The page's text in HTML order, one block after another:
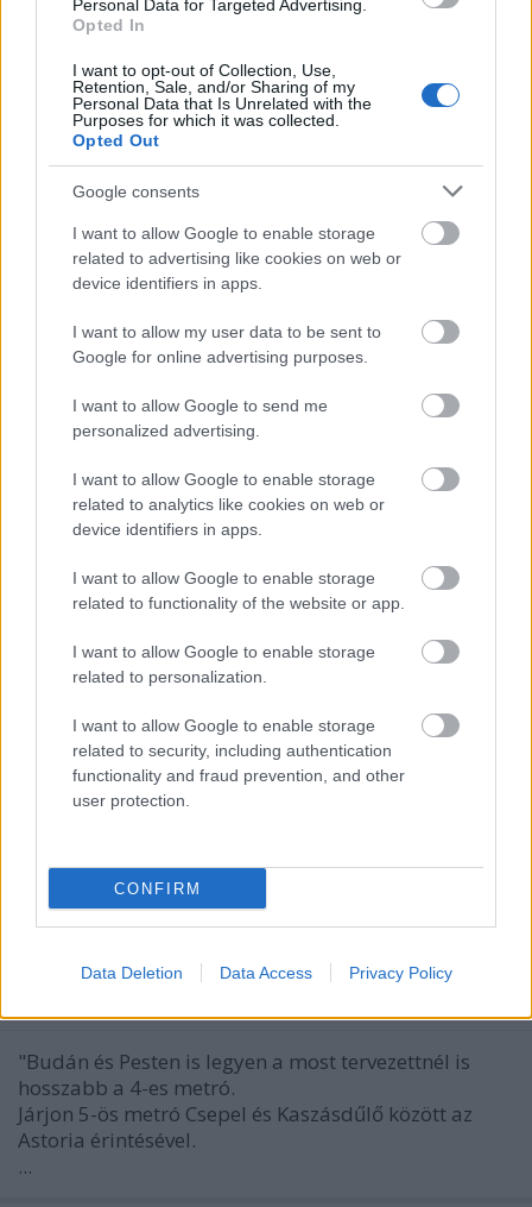
Personal Data for Targeted Advertising.
Opted In
I want to opt-out of Collection, Use,
Retention, Sale, and/or Sharing of my
Personal Data that Is Unrelated with the
Purposes for which it was collected.
Opted Out
Google consents
I want to allow Google to enable storage
related to advertising like cookies on web or
device identifiers in apps.
I want to allow my user data to be sent to
Google for online advertising purposes.
I want to allow Google to send me
personalized advertising.
I want to allow Google to enable storage
related to analytics like cookies on web or
device identifiers in apps.
I want to allow Google to enable storage
related to functionality of the website or app.
I want to allow Google to enable storage
related to personalization.
I want to allow Google to enable storage
related to security, including authentication
functionality and fraud prevention, and other
user protection.
CONFIRM
Data Deletion Data Access Privacy Policy
Emeletes lakóhíd a megújuló Albertfalva és Csepel
között. Hatalmas vihart váltott ki
posztunk, melyben azIngatlanmagazin cikkére...
Hétemeletes lakóhíd a Dunán.
Grandiózus terv Csepel és
Zubreczki Dávid •2009. április 20.
Szinte hihetetlen, hogy van egy Duna-sziget, amelyik
nagyjából olyan messze esik a város szívétől mint a
Margit, csak épp csodálatos fejlesztési ...
Mit kíván a Pesti Nemzet?
"Budán és Pesten is legyen a most tervezettnél is
hosszabb a 4-es metró.
Járjon 5-ös metró Csepel és Kaszásdűlő között az
Astoria érintésével.
...